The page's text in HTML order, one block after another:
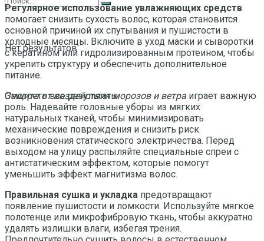
Нет результатов
Смотреть все результаты
Регулярное использование увлажняющих средств
помогает снизить сухость волос, которая становится
основной причиной их спутывания и пушистости в
холодные месяцы. Включите в уход маски и сыворотки
с кератином или гидролизированным протеином, чтобы
укрепить структуру и обеспечить дополнительное
питание.
Защита от воздействия морозов и ветра играет важную
роль. Надевайте головные уборы из мягких
натуральных тканей, чтобы минимизировать
механические повреждения и снизить риск
возникновения статического электричества. Перед
выходом на улицу распыляйте специальные спреи с
антистатическим эффектом, которые помогут
уменьшить эффект магнитизма волос.
Правильная сушка и укладка предотвращают
появление пушистости и ломкости. Используйте мягкое
полотенце или микрофибровую ткань, чтобы аккуратно
удалять излишки влаги, избегая трения.